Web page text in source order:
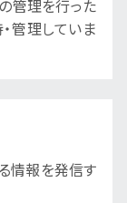
管理を行った
管理していま
情報を発信す